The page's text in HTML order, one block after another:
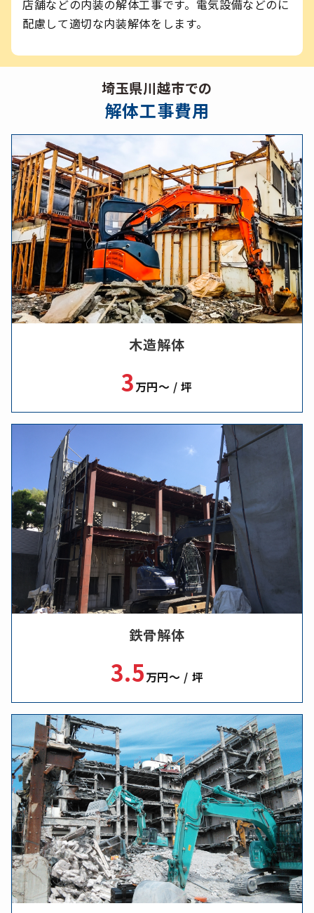
店舗などの内装の解体工事です。電気設備などのに
配慮して適切な内装解体をします。
埼玉県川越市での
解体工事費用
木造解体
3万円～ / 坪
鉄骨解体
3.5万円～ / 坪